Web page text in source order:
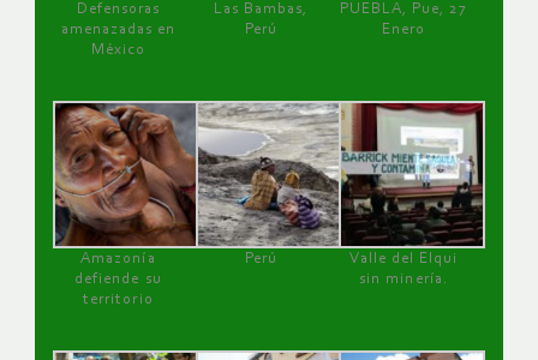
Defensoras
amenazadas en
México
Las Bambas,
Perú
PUEBLA, Pue, 27
Enero
Amazonía
defiende su
territorio
Perú
Valle del Elqui
sin minería.